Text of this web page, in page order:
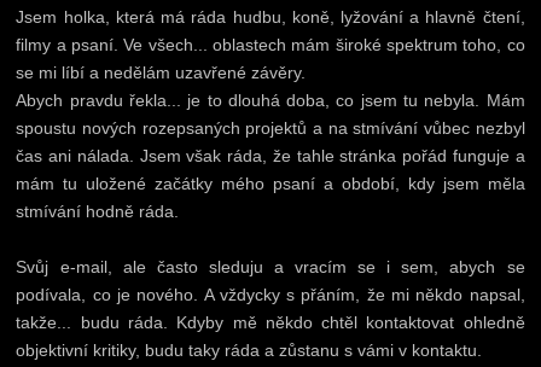
Jsem holka, která má ráda hudbu, koně, lyžování a hlavně čtení,
filmy a psaní. Ve všech... oblastech mám široké spektrum toho, co
se mi líbí a nedělám uzavřené závěry.
Abych pravdu řekla... je to dlouhá doba, co jsem tu nebyla. Mám
spoustu nových rozepsaných projektů a na stmívání vůbec nezbyl
čas ani nálada. Jsem však ráda, že tahle stránka pořád funguje a
mám tu uložené začátky mého psaní a období, kdy jsem měla
stmívání hodně ráda.
Svůj e-mail, ale často sleduju a vracím se i sem, abych se
podívala, co je nového. A vždycky s přáním, že mi někdo napsal,
takže... budu ráda. Kdyby mě někdo chtěl kontaktovat ohledně
objektivní kritiky, budu taky ráda a zůstanu s vámi v kontaktu.